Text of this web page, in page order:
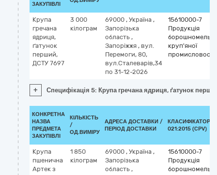
ЗАКУПІВЛІ
Крупа
гречана
ядриця,
ґатунок
перший,
ДСТУ 7697
3 000
кілограм
69000 , Україна ,
Запорізька
область ,
Запоріжжя , вул.
Перемоги, 80,
вул.Сталеварів,34
по 31-12-2026
15610000-7
Продукція
круп'яної
промисловості
+ Специфікація 5: Крупа гречана ядриця, ґатунок
КОНКРЕТНА
НАЗВА
ПРЕДМЕТА
ЗАКУПІВЛІ
КІЛЬКІСТЬ
/
ОД.ВИМІРУ
АДРЕСА ДОСТАВКИ /
ПЕРІОД ДОСТАВКИ
КЛАСИФІКАТОР
021:2015 (CPV)
Крупа
пшенична
Артек з
1 850
кілограм
69000 , Україна ,
Запорізька
область ,
15610000-7
Продукція